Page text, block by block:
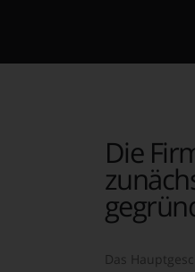
Die
Das